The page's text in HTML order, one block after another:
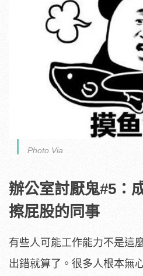
Photo Via
辦公室討厭鬼#5：
擦屁股的同事
有些人可能工作能力不是這
出錯就算了。很多人根本無